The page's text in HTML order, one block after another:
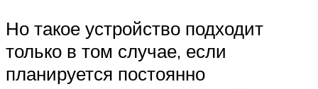
Но такое устройство подходит
только в том случае, если
планируется постоянно